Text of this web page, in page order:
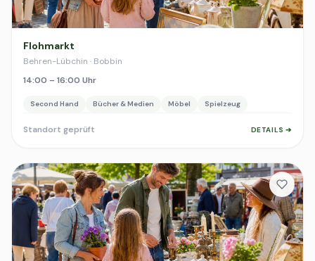
Flohmarkt
Behren-Lübchin · Bobbin
14:00 – 16:00 Uhr
Second Hand Bücher & Medien Möbel Spielzeug
Standort geprüft DETAILS ➔